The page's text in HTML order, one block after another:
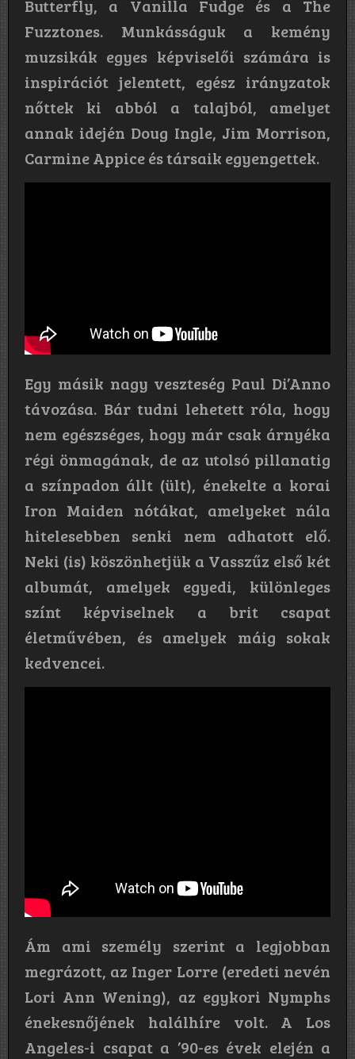
Butterfly, a Vanilla Fudge és a The
Fuzztones. Munkásságuk a kemény
muzsikák egyes képviselői számára is
inspirációt jelentett, egész irányzatok
nőttek ki abból a talajból, amelyet
annak idején Doug Ingle, Jim Morrison,
Carmine Appice és társaik egyengettek.
Egy másik nagy veszteség Paul Di’Anno
távozása. Bár tudni lehetett róla, hogy
nem egészséges, hogy már csak árnyéka
régi önmagának, de az utolsó pillanatig
a színpadon állt (ült), énekelte a korai
Iron Maiden nótákat, amelyeket nála
hitelesebben senki nem adhatott elő.
Neki (is) köszönhetjük a Vasszűz első két
albumát, amelyek egyedi, különleges
színt képviselnek a brit csapat
életművében, és amelyek máig sokak
kedvencei.
Ám ami személy szerint a legjobban
megrázott, az Inger Lorre (eredeti nevén
Lori Ann Wening), az egykori Nymphs
énekesnőjének halálhíre volt. A Los
Angeles-i csapat a ’90-es évek elején a